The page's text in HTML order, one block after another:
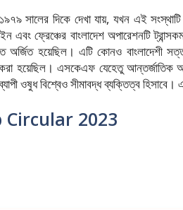
সালের দিকে দেখা যায়, যখন এই
এবং ফ্রেঞ্চের বাংলাদেশ অপারেশনটি
অর্জিত হয়েছিল। এটি কোনও বাংলাদেশী
হয়েছিল। এসকেএফ যেহেতু আন্তর্জাতিক
ওষুধ বিশ্বেও সীমাবদ্ধ ব্যক্তিত্ব হিসাবে।
Circular 2023